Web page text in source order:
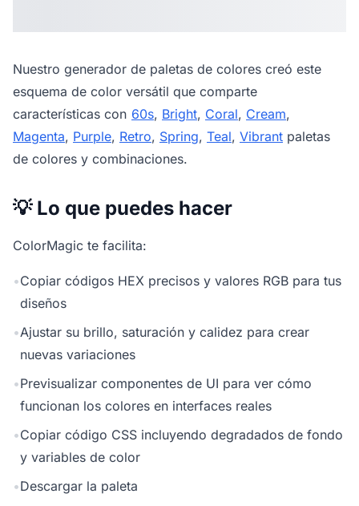
Nuestro generador de paletas de colores creó este
esquema de color versátil que comparte
características con 60s, Bright, Coral, Cream,
Magenta, Purple, Retro, Spring, Teal, Vibrant paletas
de colores y combinaciones.
💡 Lo que puedes hacer
ColorMagic te facilita:
•Copiar códigos HEX precisos y valores RGB para tus
diseños
•Ajustar su brillo, saturación y calidez para crear
nuevas variaciones
•Previsualizar componentes de UI para ver cómo
funcionan los colores en interfaces reales
•Copiar código CSS incluyendo degradados de fondo
y variables de color
•Descargar la paleta